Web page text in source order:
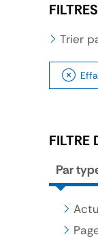
Trier
FILTRE
Par